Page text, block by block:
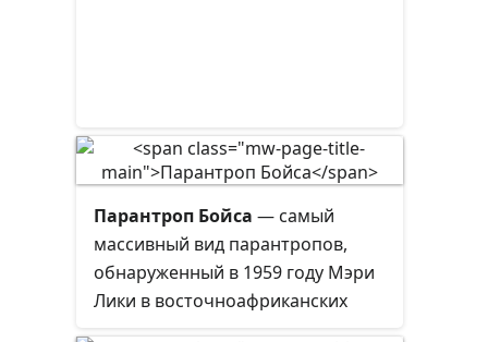
Парантроп Бойса — самый
массивный вид парантропов,
обнаруженный в 1959 году Мэри
Лики в восточноафриканских